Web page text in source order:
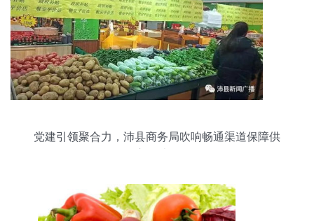
党建引领聚合力，沛县商务局吹响畅通渠道保障供